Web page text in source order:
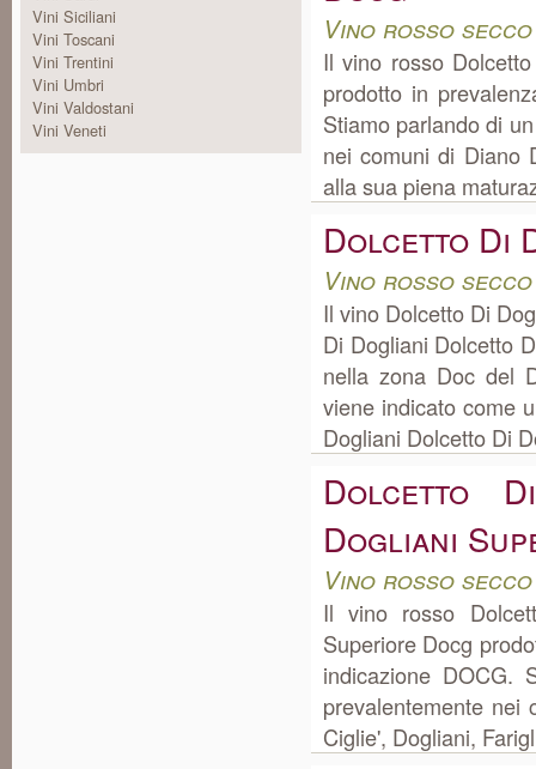
Vini Siciliani
Vini Toscani
Vini Trentini
Vini Umbri
Vini Valdostani
Vini Veneti
Vino rosso secco
Il vino rosso
prodotto in
Stiamo parlando di
nei comuni di Diano
alla sua piena
Dolcetto Di
Vino rosso secco
Il vino Dolcetto Di
Di Dogliani Dolcetto
nella zona Doc del
viene indicato come
Dogliani Dolcetto Di
Dolcetto
Dogliani
Vino rosso secco
Il vino rosso
Superiore Docg
indicazione
prevalentemente nei
Ciglie', Dogliani,